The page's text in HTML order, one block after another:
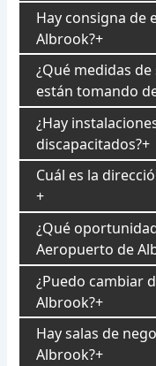
Hay consigna de
Albrook?
¿Qué medidas
están tomando
¿Hay
discapacitados?
Cuál es la
¿Qué
Aeropuerto de
¿Puedo cambiar
Albrook?
Hay salas de
Albrook?